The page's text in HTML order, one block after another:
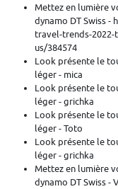
Mettez en lumière
dynamo DT Swiss
travel-trends-
us/384574
Look présente le
léger - mica
Look présente le
léger - grichka
Look présente le
léger - Toto
Look présente le
léger - grichka
Mettez en lumière
dynamo DT Swiss -